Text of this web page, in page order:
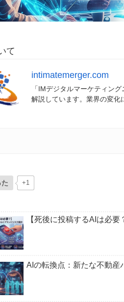
て
intimatemerger.com
「IMデジタルマーケティン
解説しています。業界の変化
+1
【死後に投稿するAIは必
AIの転換点：新たな不動産